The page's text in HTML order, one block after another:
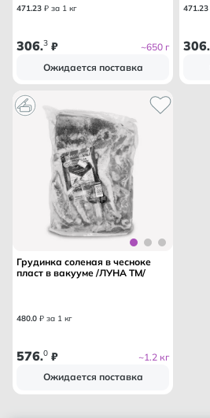
471.23 ₽ за 1 кг
306.3 ₽
~650 г
Ожидается поставка
471.23
306.
Грудинка соленая в чесноке
пласт в вакууме /ЛУНА ТМ/
480.0 ₽ за 1 кг
576.0 ₽
~1.2 кг
Ожидается поставка